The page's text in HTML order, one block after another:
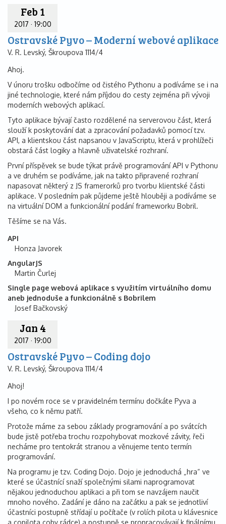
Feb 1
2017 · 19:00
Ostravské Pyvo – Moderní webové aplikace
V. R. Levský, Škroupova 1114/4
Ahoj.
V únoru trošku odbočíme od čistého Pythonu a podíváme se i na
jiné technologie, které nám příjdou do cesty zejména při vývoji
moderních webových aplikací.
Tyto aplikace bývají často rozdělené na serverovou část, která
slouží k poskytování dat a zpracování požadavků pomocí tzv.
API, a klientskou část napsanou v JavaScriptu, která v prohlížeči
obstará část logiky a hlavně uživatelské rozhraní.
První příspěvek se bude týkat právě programování API v Pythonu
a ve druhém se podíváme, jak na takto připravené rozhraní
napasovat některý z JS framerorků pro tvorbu klientské části
aplikace. V posledním pak půjdeme ještě hlouběji a podíváme se
na virtuální DOM a funkcionální podání frameworku Bobril.
Těšíme se na Vás.
API
Honza Javorek
AngularJS
Martin Čurlej
Single page webová aplikace s využitím virtuálního domu
aneb jednoduše a funkcionálně s Bobrilem
Josef Bačkovský
Jan 4
2017 · 19:00
Ostravské Pyvo – Coding dojo
V. R. Levský, Škroupova 1114/4
Ahoj!
I po novém roce se v pravidelném termínu dočkáte Pyva a
všeho, co k němu patří.
Protože máme za sebou základy programování a po svátcích
bude jistě potřeba trochu rozpohybovat mozkové závity, řeči
necháme pro tentokrát stranou a věnujeme tento termín
programování.
Na programu je tzv. Coding Dojo. Dojo je jednoduchá „hra“ ve
které se účastnící snaží společnými silami naprogramovat
nějakou jednoduchou aplikaci a při tom se navzájem naučit
mnoho nového. Zadání je dáno na začátku a pak se jednotliví
účastníci postupně střídají u počítače (v rolích pilota u klávesnice
a copilota coby rádce) a postupně se propracovávají k finálnímu